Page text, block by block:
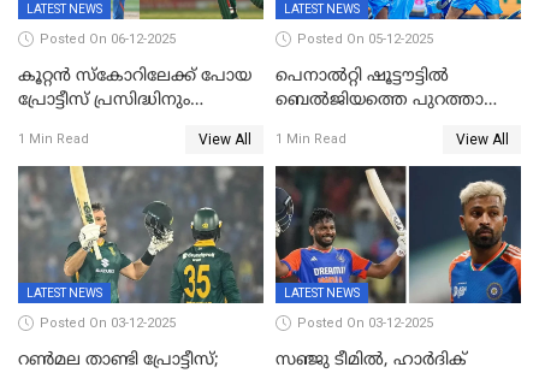
LATEST NEWS
Posted On 06-12-2025
കൂറ്റൻ സ്കോറിലേക്ക് പോയ
പ്രോട്ടീസ് പ്രസിദ്ധിനും
അടിതെറ്റി, ഇന്ത്യക്ക് 271
റണ്‍സ് വിജയലക്ഷ്യം
1 Min Read View All
LATEST NEWS
Posted On 05-12-2025
പെനാൽറ്റി ഷൂട്ടൗട്ടിൽ
ബെൽജിയത്തെ പുറത്താക്കി;
ലോകകപ്പിൽ ഇന്ത്യ
സെമിയിൽ
1 Min Read View All
LATEST NEWS
Posted On 03-12-2025
റണ്‍മല താണ്ടി പ്രോട്ടീസ്;
LATEST NEWS
Posted On 03-12-2025
സഞ്ജു ടീമില്‍, ഹാര്‍ദിക്